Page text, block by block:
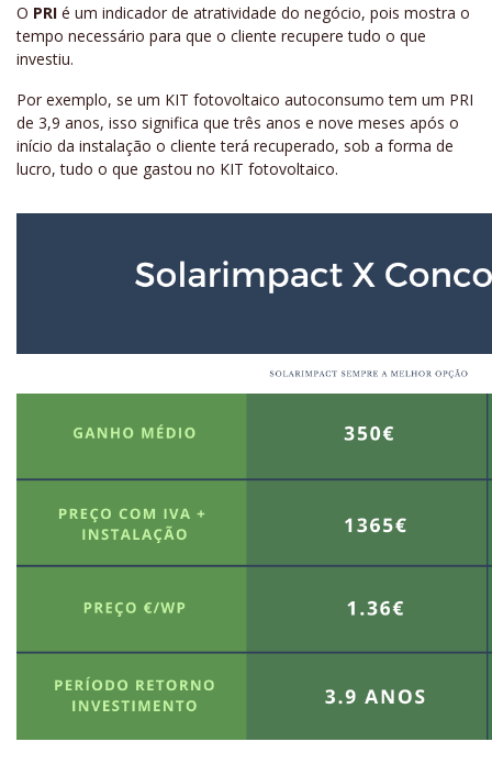
O PRI é um indicador de atratividade do negócio, pois mostra o
tempo necessário para que o cliente recupere tudo o que
investiu.
Por exemplo, se um KIT fotovoltaico autoconsumo tem um PRI
de 3,9 anos, isso significa que três anos e nove meses após o
início da instalação o cliente terá recuperado, sob a forma de
lucro, tudo o que gastou no KIT fotovoltaico.